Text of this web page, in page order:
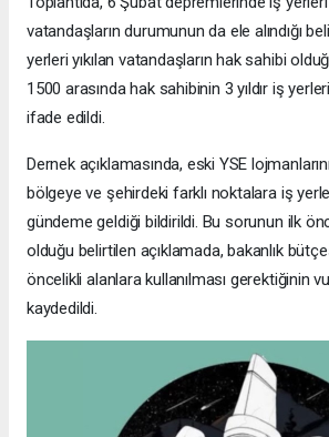
vatandaşların durumunun da ele alındığı
yerleri yıkılan vatandaşların hak sahibi
1500 arasında hak sahibinin 3 yıldır iş
ifade edildi.
Dernek açıklamasında, eski YSE
bölgeye ve şehirdeki farklı noktalara iş
gündeme geldiği bildirildi. Bu sorunun ilk
olduğu belirtilen açıklamada, bakanlık
öncelikli alanlara kullanılması gerektiğinin
kaydedildi.